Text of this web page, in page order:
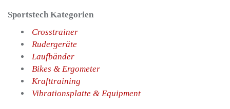
Sportstech Kategorien
Crosstrainer
Rudergeräte
Laufbänder
Bikes & Ergometer
Krafttraining
Vibrationsplatte & Equipment